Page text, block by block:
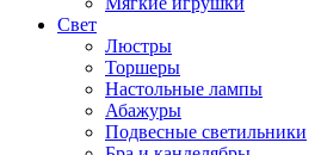
Свет
Люстры
Торшеры
Настольные лампы
Абажуры
Подвесные светильники